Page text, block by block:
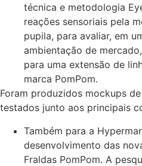
técnica e metodologia
reações sensoriais pela
pupila, para avaliar, em
ambientação de
para uma extensão de
marca PomPom.
Foram produzidos mockups
testados junto aos principais
Também para a
desenvolvimento das
Fraldas PomPom. A